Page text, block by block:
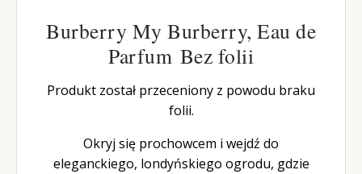
Burberry My Burberry, Eau de
Parfum Bez folii
Produkt został przeceniony z powodu braku
folii.
Okryj się prochowcem i wejdź do
eleganckiego, londyńskiego ogrodu, gdzie